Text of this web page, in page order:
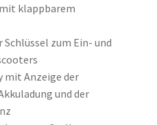
klappbarem
zum Ein- und
mit Anzeige der
und der